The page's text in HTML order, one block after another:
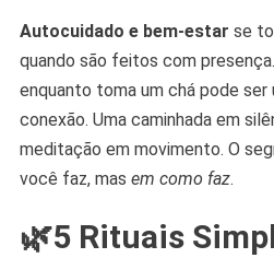
Autocuidado e bem-estar se
quando são feitos com
enquanto toma um chá pode ser
conexão. Uma caminhada em
meditação em movimento. O
você faz, mas em como faz.
🌿5 Rituais